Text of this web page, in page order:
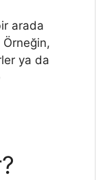
arada
Örneğin,
ya da